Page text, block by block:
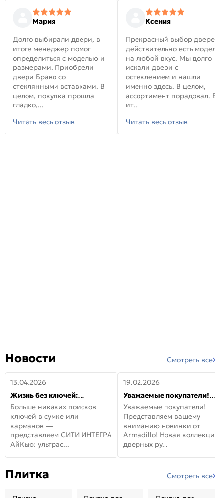
Мария
Долго выбирали двери, в
итоге менеджер помог
определиться с моделью и
размерами. Приобрели
двери Браво со
стеклянными вставками. В
целом, покупка прошла
гладко,...
Читать весь отзыв
Ксения
Прекрасный выбор
действительно есть модели
на любой вкус. Мы долго
искали двери с
остеклением и нашли
именно здесь. В целом,
ассортимент порадовал. В
ит...
Читать весь отзыв
Новости Смотреть все
13.04.2026
Жизнь без ключей:
встречайте новую дверь
СИТИ ИНТЕГРА АйКью!
Больше никаких поисков
ключей в сумке или
карманов —
представляем СИТИ ИНТЕГРА
АйКью: ультрас...
19.02.2026
Уважаемые покупатели!
Представляем вашему
вниманию новинки от
Armadillo!
Уважаемые покупатели!
Представляем вашему
вниманию новинки от
Armadillo! Новая коллекция
дверных ру...
Плитка Смотреть все